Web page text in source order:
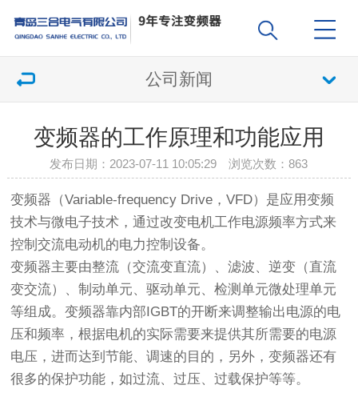
公司新闻
变频器的工作原理和功能应用
发布日期：2023-07-11 10:05:29 浏览次数：863
变频器（Variable-frequency Drive，VFD）是应用变频
技术与微电子技术，通过改变电机工作电源频率方式来
控制交流电动机的电力控制设备。
变频器主要由整流（交流变直流）、滤波、逆变（直流
变交流）、制动单元、驱动单元、检测单元微处理单元
等组成。变频器靠内部IGBT的开断来调整输出电源的电
压和频率，根据电机的实际需要来提供其所需要的电源
电压，进而达到节能、调速的目的，另外，变频器还有
很多的保护功能，如过流、过压、过载保护等等。